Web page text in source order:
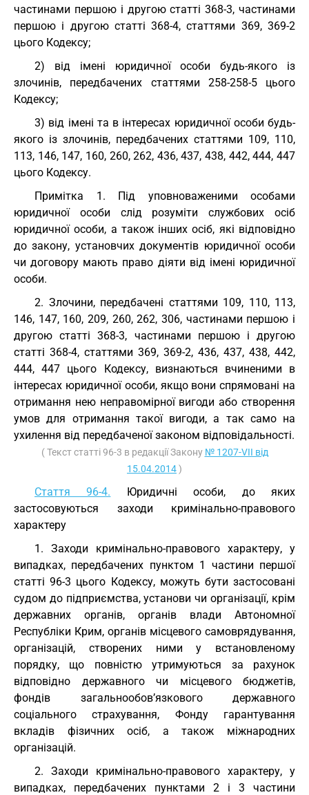
частинами першою і другою статті 368-3, частинами
першою і другою статті 368-4, статтями 369, 369-2
цього Кодексу;
2) від імені юридичної особи будь-якого із
злочинів, передбачених статтями 258-258-5 цього
Кодексу;
3) від імені та в інтересах юридичної особи будь-
якого із злочинів, передбачених статтями 109, 110,
113, 146, 147, 160, 260, 262, 436, 437, 438, 442, 444, 447
цього Кодексу.
Примітка 1. Під уповноваженими особами
юридичної особи слід розуміти службових осіб
юридичної особи, а також інших осіб, які відповідно
до закону, установчих документів юридичної особи
чи договору мають право діяти від імені юридичної
особи.
2. Злочини, передбачені статтями 109, 110, 113,
146, 147, 160, 209, 260, 262, 306, частинами першою і
другою статті 368-3, частинами першою і другою
статті 368-4, статтями 369, 369-2, 436, 437, 438, 442,
444, 447 цього Кодексу, визнаються вчиненими в
інтересах юридичної особи, якщо вони спрямовані на
отримання нею неправомірної вигоди або створення
умов для отримання такої вигоди, а так само на
ухилення від передбаченої законом відповідальності.
( Текст статті 96-3 в редакції Закону № 1207-VII від
15.04.2014)
Стаття 96-4. Юридичні особи, до яких
застосовуються заходи кримінально-правового
характеру
1. Заходи кримінально-правового характеру, у
випадках, передбачених пунктом 1 частини першої
статті 96-3 цього Кодексу, можуть бути застосовані
судом до підприємства, установи чи організації, крім
державних органів, органів влади Автономної
Республіки Крим, органів місцевого самоврядування,
організацій, створених ними у встановленому
порядку, що повністю утримуються за рахунок
відповідно державного чи місцевого бюджетів,
фондів загальнообов’язкового державного
соціального страхування, Фонду гарантування
вкладів фізичних осіб, а також міжнародних
організацій.
2. Заходи кримінально-правового характеру, у
випадках, передбачених пунктами 2 і 3 частини